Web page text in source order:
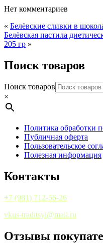
Нет комментариев
« Белёвские сливки в
Белёвская пастила
205 гр »
Поиск товаров
Поиск товаров
×
Политика обработки
Публичная оферта
Пользовательское
Полезная информация
Контакты
+7 (981) 712-56-26
vkus-traditsyi@mail.ru
Отзывы